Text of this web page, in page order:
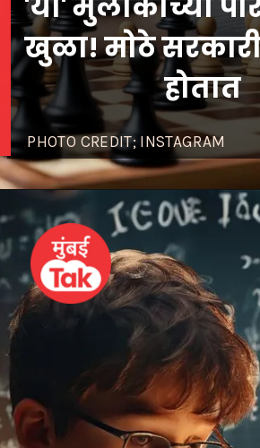
PHOTO CREDIT; INSTAGRAM
'या' मुलांकाच्या
खुळा! मोठे
होतात